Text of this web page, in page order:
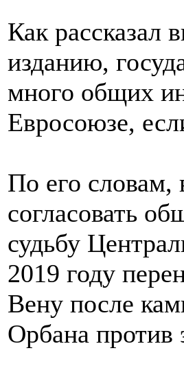
Как рассказал
изданию,
много общих
Евросоюзе,
По его словам,
согласовать
судьбу
2019 году
Вену после
Орбана против